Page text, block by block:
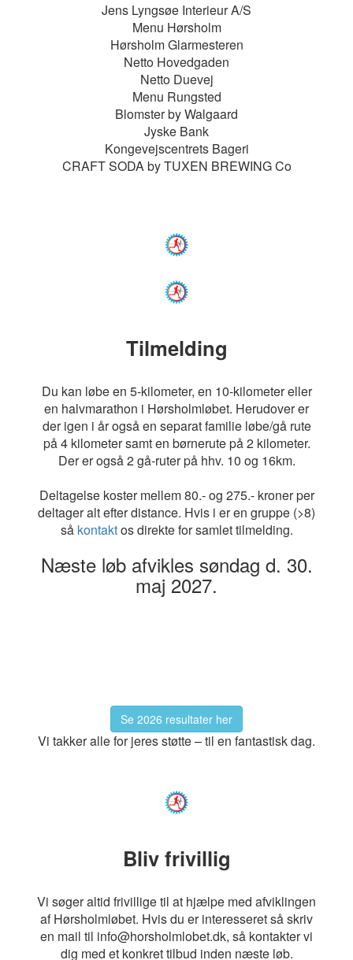
Jens Lyngsøe Interieur A/S
Menu Hørsholm
Hørsholm Glarmesteren
Netto Hovedgaden
Netto Duevej
Menu Rungsted
Blomster by Walgaard
Jyske Bank
Kongevejscentrets Bageri
CRAFT SODA by TUXEN BREWING Co
Tilmelding
Du kan løbe en 5-kilometer, en 10-kilometer eller
en halvmarathon i Hørsholmløbet. Herudover er
der igen i år også en separat familie løbe/gå rute
på 4 kilometer samt en børnerute på 2 kilometer.
Der er også 2 gå-ruter på hhv. 10 og 16km.
Deltagelse koster mellem 80.- og 275.- kroner per
deltager alt efter distance. Hvis i er en gruppe (>8)
så kontaktos direkte for samlet tilmelding.
Næste løb afvikles søndag d. 30.
maj 2027.
Se 2026 resultater her
Vi takker alle for jeres støtte – til en fantastisk dag.
Bliv frivillig
Vi søger altid frivillige til at hjælpe med afviklingen
af Hørsholmløbet. Hvis du er interesseret så skriv
en mail til info@horsholmlobet.dk, så kontakter vi
dig med et konkret tilbud inden næste løb.